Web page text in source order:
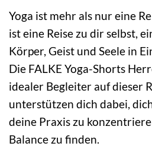
Yoga ist mehr als nur eine
ist eine Reise zu dir selbst,
Körper, Geist und Seele in
Die FALKE Yoga-Shorts
idealer Begleiter auf dieser
unterstützen dich dabei,
deine Praxis zu
Balance zu finden.